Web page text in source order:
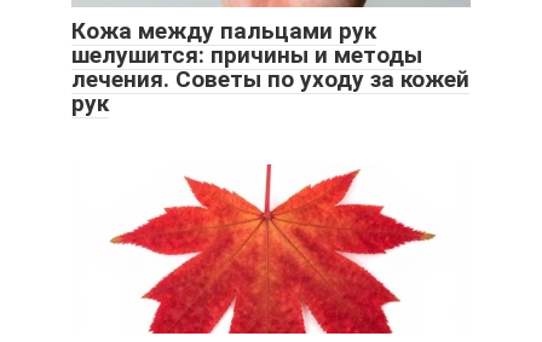
Кожа между пальцами рук
шелушится: причины и методы
лечения. Советы по уходу за кожей
рук